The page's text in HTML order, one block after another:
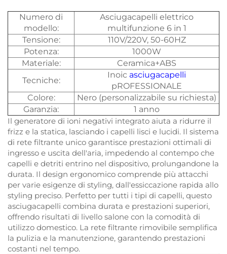
Numero di
modello:
Asciugacapelli elettrico
multifunzione 6 in 1
Tensione:
110V/220V, 50-60HZ
Potenza:
1000W
Materiale:
Ceramica+ABS
Tecniche:
Inoic asciugacapelli
pROFESSIONALE
Colore:
Nero (personalizzabile su richiesta)
Garanzia:
1 anno
Il generatore di ioni negativi integrato aiuta a ridurre il
frizz e la statica, lasciando i capelli lisci e lucidi. Il sistema
di rete filtrante unico garantisce prestazioni ottimali di
ingresso e uscita dell'aria, impedendo al contempo che
capelli e detriti entrino nel dispositivo, prolungandone la
durata. Il design ergonomico comprende più attacchi
per varie esigenze di styling, dall'essiccazione rapida allo
styling preciso. Perfetto per tutti i tipi di capelli, questo
asciugacapelli combina durata e prestazioni superiori,
offrendo risultati di livello salone con la comodità di
utilizzo domestico. La rete filtrante rimovibile semplifica
la pulizia e la manutenzione, garantendo prestazioni
costanti nel tempo.